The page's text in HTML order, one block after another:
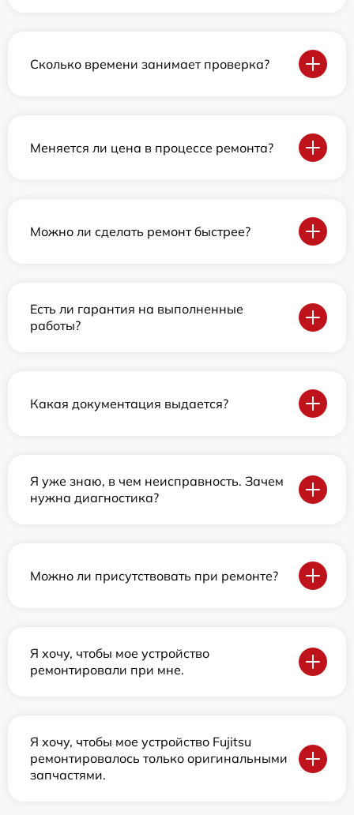
Сколько времени занимает проверка?
Меняется ли цена в процессе ремонта?
Можно ли сделать ремонт быстрее?
Есть ли гарантия на выполненные
работы?
Какая документация выдается?
Я уже знаю, в чем неисправность. Зачем
нужна диагностика?
Можно ли присутствовать при ремонте?
Я хочу, чтобы мое устройство
ремонтировали при мне.
Я хочу, чтобы мое устройство Fujitsu
ремонтировалось только оригинальными
запчастями.